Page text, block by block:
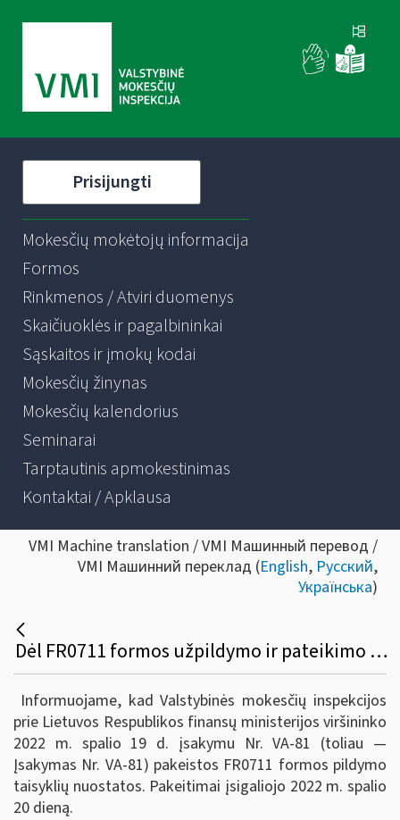
Prisijungti
Mokesčių mokėtojų informacija
Formos
Rinkmenos / Atviri duomenys
Skaičiuoklės ir pagalbininkai
Sąskaitos ir įmokų kodai
Mokesčių žinynas
Mokesčių kalendorius
Seminarai
Tarptautinis apmokestinimas
Kontaktai / Apklausa
VMI Machine translation / VMI Машинный перевод /
VMI Машинний переклад (English, Русский,
Українська)
Dėl FR0711 formos užpildymo ir pateikimo taisyklių pakeitimo
Informuojame, kad Valstybinės mokesčių inspekcijos
prie Lietuvos Respublikos finansų ministerijos viršininko
2022 m. spalio 19 d. įsakymu Nr. VA-81 (toliau —
Įsakymas Nr. VA-81) pakeistos FR0711 formos pildymo
taisyklių nuostatos. Pakeitimai įsigaliojo 2022 m. spalio
20 dieną.